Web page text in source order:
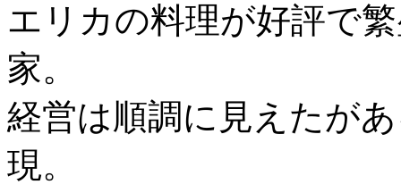
エリカの料理が好評で
家。
経営は順調に見えたが
現。